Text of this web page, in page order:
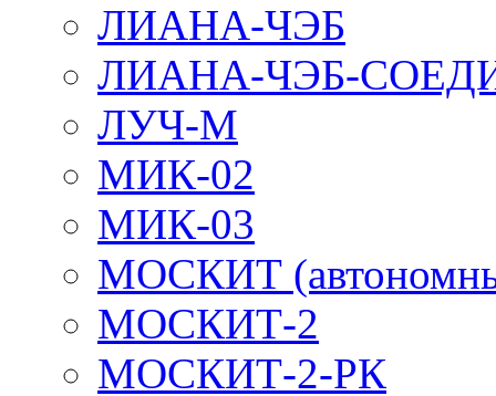
ЛИАНА-ЧЭБ
ЛИАНА-ЧЭБ-
ЛУЧ-М
МИК-02
МИК-03
МОСКИТ
МОСКИТ-2
МОСКИТ-2-РК